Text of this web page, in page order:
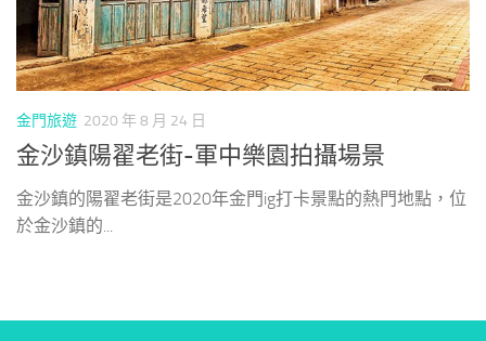
金門旅遊 2020 年 8 月 24 日
金沙鎮陽翟老街-軍中樂園拍攝場景
金沙鎮的陽翟老街是2020年金門ig打卡景點的熱門地點，位
於金沙鎮的...